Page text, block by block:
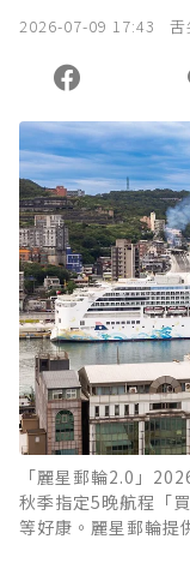
2026-07-09 17:43
「麗星郵輪2.0」
秋季指定5晚航程「
等好康。麗星郵輪提